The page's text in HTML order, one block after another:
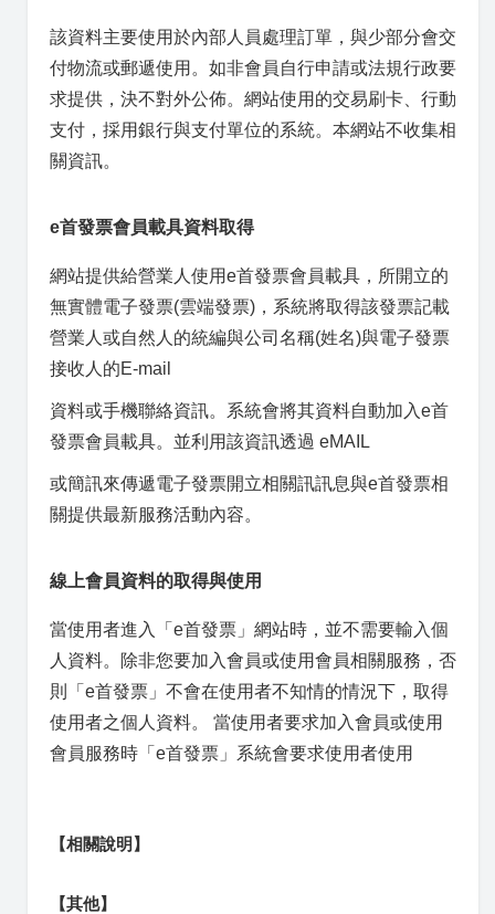
該資料主要使用於內部人員處理訂單，與少部分會交
付物流或郵遞使用。如非會員自行申請或法規行政要
求提供，決不對外公佈。網站使用的交易刷卡、行動
支付，採用銀行與支付單位的系統。本網站不收集相
關資訊。
e首發票會員載具資料取得
網站提供給營業人使用e首發票會員載具，所開立的
無實體電子發票(雲端發票)，系統將取得該發票記載
營業人或自然人的統編與公司名稱(姓名)與電子發票
接收人的E-mail
資料或手機聯絡資訊。系統會將其資料自動加入e首
發票會員載具。並利用該資訊透過 eMAIL
或簡訊來傳遞電子發票開立相關訊訊息與e首發票相
關提供最新服務活動內容。
線上會員資料的取得與使用
當使用者進入「e首發票」網站時，並不需要輸入個
人資料。除非您要加入會員或使用會員相關服務，否
則「e首發票」不會在使用者不知情的情況下，取得
使用者之個人資料。 當使用者要求加入會員或使用
會員服務時「e首發票」系統會要求使用者使用
【相關說明】
【其他】